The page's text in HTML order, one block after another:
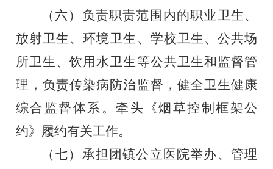
（六）负责职责范围内的职业卫生、
放射卫生、环境卫生、 学校卫生、公共场
所卫生、饮用水卫生等公共卫生和监督管
理，负责传染病防治监督，健全卫生健康
综合监督体系。牵头《烟草控制框架公
约》履约有关工作。
（七）承担团镇公立医院举办、管理